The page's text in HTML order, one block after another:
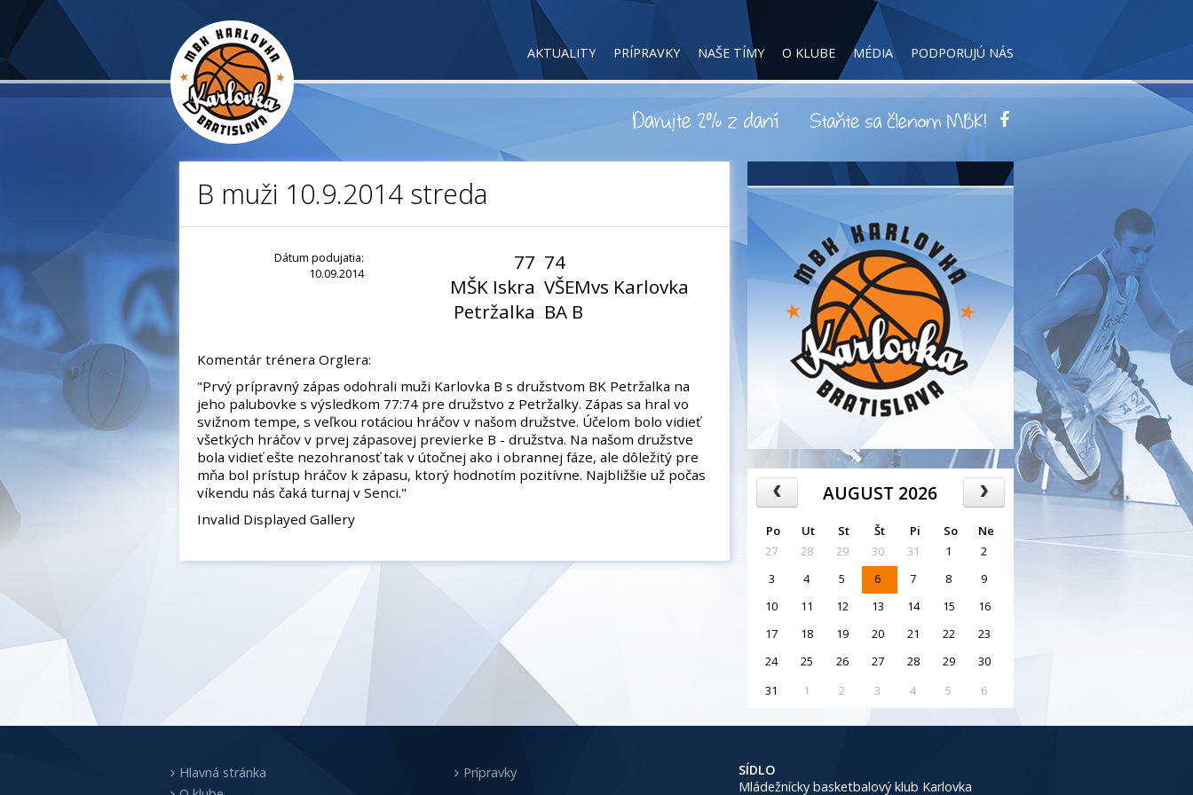
AKTUALITY PRÍPRAVKY NAŠE TÍMY O KLUBE MÉDIA PODPORUJÚ NÁS
B muži 10.9.2014 streda
Dátum podujatia:
10.09.2014
77
MŠK Iskra
Petržalka
74
VŠEMvs Karlovka
BA B
Komentár trénera Orglera:
"Prvý prípravný zápas odohrali muži Karlovka B s družstvom BK Petržalka na
jeho palubovke s výsledkom 77:74 pre družstvo z Petržalky. Zápas sa hral vo
svižnom tempe, s veľkou rotáciou hráčov v našom družstve. Účelom bolo vidieť
všetkých hráčov v prvej zápasovej previerke B - družstva. Na našom družstve
bola vidieť ešte nezohranosť tak v útočnej ako i obrannej fáze, ale dôležitý pre
mňa bol prístup hráčov k zápasu, ktorý hodnotím pozitívne. Najbližšie už počas
víkendu nás čaká turnaj v Senci."
Invalid Displayed Gallery
AUGUST 2026
Po Ut St Št Pi So
Ne
27
28 29 30 31 1
2
3
4 5 6 7 8
9
10
11 12 13 14 15
16
17
18 19 20 21 22
23
24
25 26 27 28 29
30
31
1 2 3 4 5 6
Hlavná stránka
Prípravky
SÍDLO
Mládežnícky basketbalový klub Karlovka